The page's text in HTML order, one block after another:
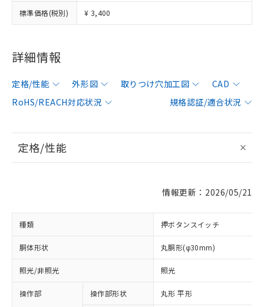
標準価格(税別) ¥ 3,400
詳細情報
定格/性能 外形図 取りつけ穴加工図
CAD
RoHS/REACH対応状況
規格認証/適合状況
定格/性能
情報更新：2026/05/21
種類 押ボタンスイッチ
胴体形状 丸胴形(φ30mm)
照光/非照光 照光
操作部 操作部形状 丸形 平形